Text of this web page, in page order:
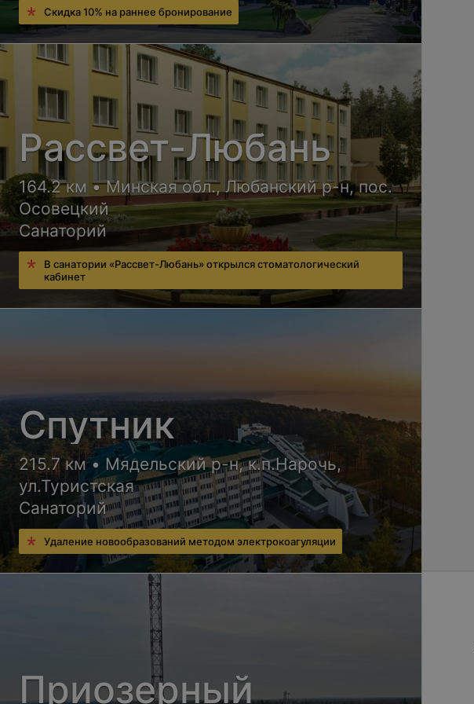
Скидка 10% на раннее бронирование
Рассвет-Любань
164.2 км • Минская обл., Любанский р-н, пос.
Осовецкий
Санаторий
В санатории «Рассвет-Любань» открылся стоматологический
кабинет
Спутник
215.7 км • Мядельский р-н, к.п.Нарочь,
ул.Туристская
Санаторий
Удаление новообразований методом электрокоагуляции
Приозерный